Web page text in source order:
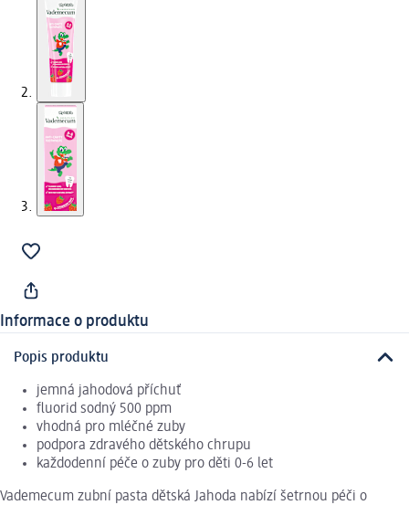
Informace o produktu
Popis produktu
jemná jahodová příchuť
fluorid sodný 500 ppm
vhodná pro mléčné zuby
podpora zdravého dětského chrupu
každodenní péče o zuby pro děti 0-6 let
Vademecum zubní pasta dětská Jahoda nabízí šetrnou péči o